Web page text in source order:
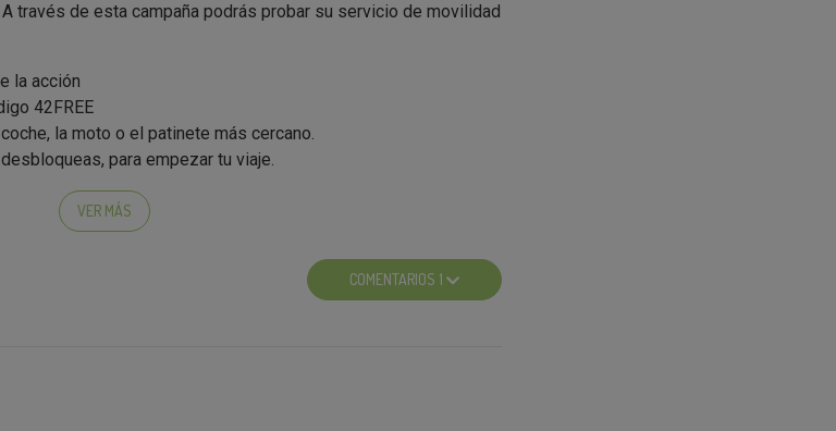
través de esta campaña podrás probar su servicio de movilidad
la acción
42FREE
la moto o el patinete más cercano.
para empezar tu viaje.
de registrarte y solo una vez (para que no caduque ni dé error
para obtener tus viajes de 15 minutos gratis*.
generación de movilidad!
escoges cómo y cuándo moverte
. Selecciona desde tu
VER MÁS
COMENTARIOS 1